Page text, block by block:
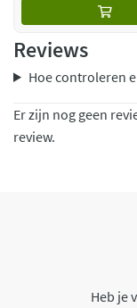
Reviews
Hoe controleren
Er zijn nog geen
review.
Heb je